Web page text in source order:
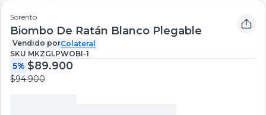
Sorento
Biombo De Ratán Blanco Plegable
Vendido porColateral
SKU MKZGLPWOBI-1
5% $89.900
$94.900